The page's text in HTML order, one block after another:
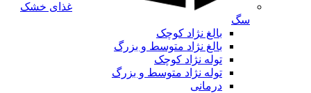
غذای خشک
سگ
بالغ نژاد کوچک
بالغ نژاد متوسط و بزرگ
توله نژاد کوچک
توله نژاد متوسط و بزرگ
درمانی